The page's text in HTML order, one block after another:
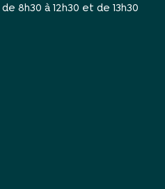
8h30 à 12h30 et de 13h30